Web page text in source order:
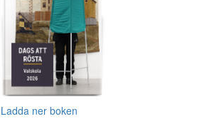
Ladda ner boken